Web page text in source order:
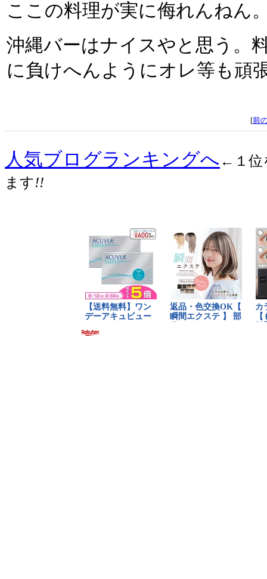
ここの料理が実に侮れんねん
沖縄バーはナイスやと思う。
に負けへんようにオレ等も頑
[前
人気ブログランキングへ ←１位
ます!!